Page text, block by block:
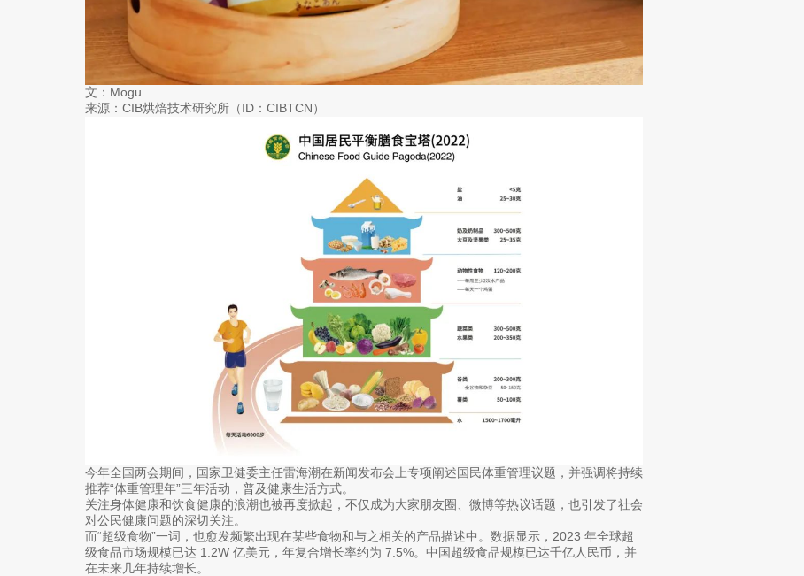
文：Mogu
来源：CIB烘焙技术研究所（ID：CIBTCN）
今年全国两会期间，国家卫健委主任雷海潮在新闻发布会上专项阐述国民体重管理议题，并强调将持续
推荐“体重管理年”三年活动，普及健康生活方式。
关注身体健康和饮食健康的浪潮也被再度掀起，不仅成为大家朋友圈、微博等热议话题，也引发了社会
对公民健康问题的深切关注。
而“超级食物”一词，也愈发频繁出现在某些食物和与之相关的产品描述中。数据显示，2023 年全球超
级食品市场规模已达 1.2W 亿美元，年复合增长率约为 7.5%。中国超级食品规模已达千亿人民币，并
在未来几年持续增长。